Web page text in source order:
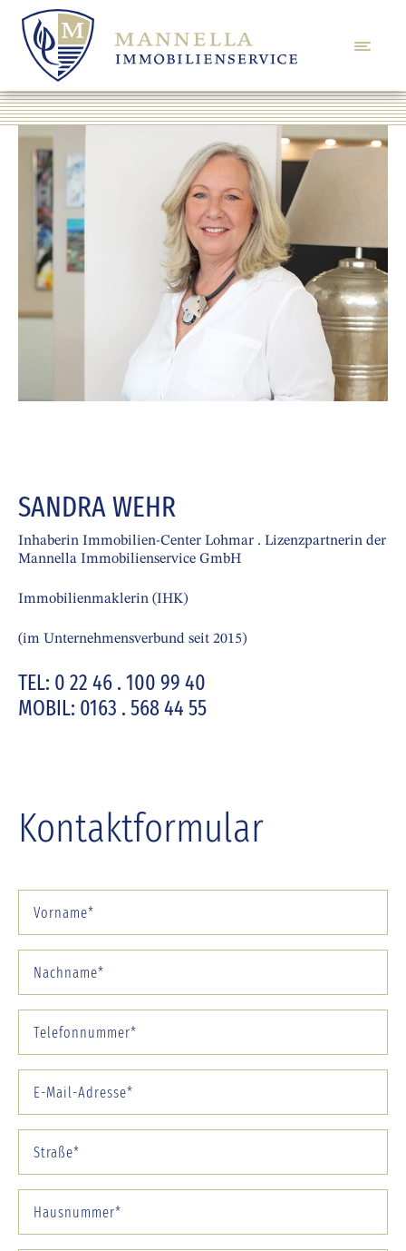
SANDRA WEHR
Inhaberin Immobilien-Center Lohmar . Lizenzpartnerin der
Mannella Immobilienservice GmbH
Immobilienmaklerin (IHK)
(im Unternehmensverbund seit 2015)
TEL: 0 22 46 . 100 99 40
MOBIL: 0163 . 568 44 55
Kontaktformular